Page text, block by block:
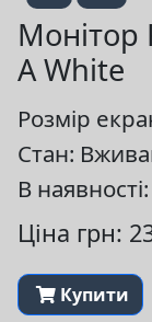
Монітор
A White
Розмір
Стан:
В
Ціна грн:
Купити